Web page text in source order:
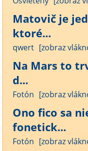
Matovič je
ktoré...
qwert [zobraz
Na Mars to
d...
Fotón [zobraz
Ono fico sa
fonetick...
Fotón [zobraz